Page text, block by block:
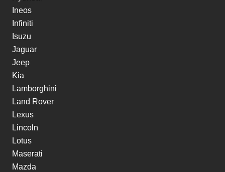
Ineos
Infiniti
Isuzu
Jaguar
Jeep
Kia
Lamborghini
Land Rover
Lexus
Lincoln
Lotus
Maserati
Mazda